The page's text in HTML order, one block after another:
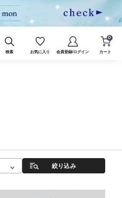
検索 お気に入り 会員登録/ログイン カート
0
絞り込み